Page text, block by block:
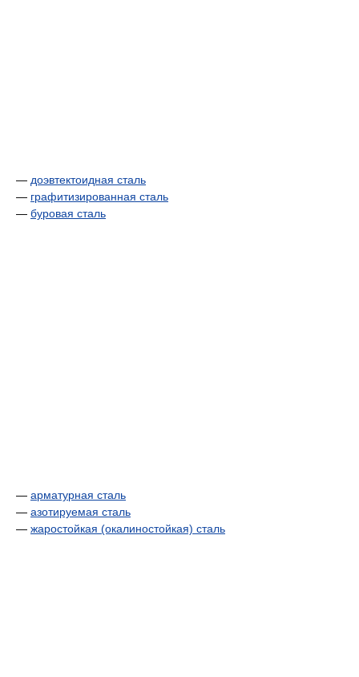
— доэвтектоидная сталь
— графитизированная сталь
— буровая сталь
— арматурная сталь
— азотируемая сталь
— жаростойкая (окалиностойкая) сталь